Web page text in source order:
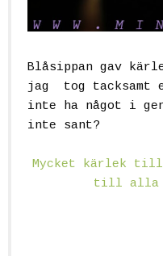
Blåsippan gav
jag tog tacksamt
inte ha något i
inte sant?
Mycket kärlek
till alla